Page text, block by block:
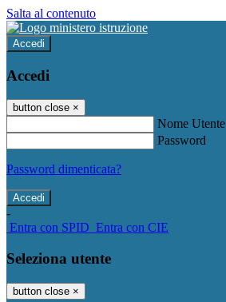
Salta al contenuto
Accedi
Accedi
button close ×
Nome Utente
Password
Password dimenticata?
-
Entra con SPID Entra con CIE
Seleziona utente
button close ×